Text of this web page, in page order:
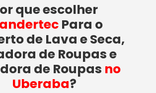
que escolher
Para o
de Lava e Seca,
de Roupas e
de Roupas no
Uberaba?